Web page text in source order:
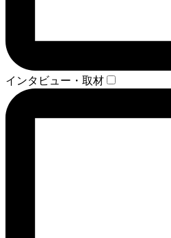
インタビュー・取材